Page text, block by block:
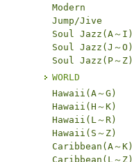
Modern
Jump/Jive
Soul Jazz(A～I)
Soul Jazz(J～O)
Soul Jazz(P～Z)
WORLD
Hawaii(A～G)
Hawaii(H～K)
Hawaii(L～R)
Hawaii(S～Z)
Caribbean(A～K)
Caribbean(L～Z)